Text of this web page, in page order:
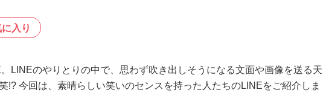
入り
LINEのやりとりの中で、思わず吹き出しそうになる文面や画像を送る天
!? 今回は、素晴らしい笑いのセンスを持った人たちのLINEをご紹介しま